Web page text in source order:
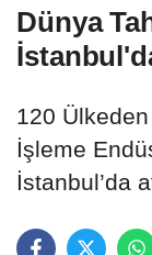
Dünya
120
İşleme
İstanbul’da